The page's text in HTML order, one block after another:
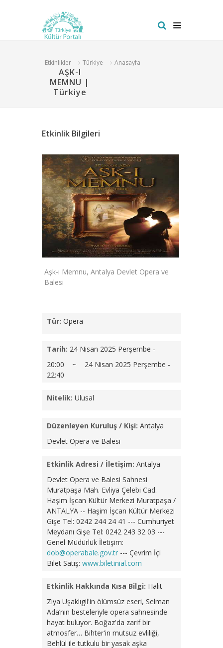
Etkinlikler Türkiye Anasayfa
AŞK-I
MEMNU |
Türkiye
Etkinlik Bilgileri
Aşk-ı Memnu, Antalya Devlet Opera ve
Balesi
Tür: Opera
Tarih: 24 Nisan 2025 Perşembe -
20:00 ~ 24 Nisan 2025 Perşembe -
22:40
Nitelik: Ulusal
Düzenleyen Kuruluş / Kişi: Antalya
Devlet Opera ve Balesi
Etkinlik Adresi / İletişim: Antalya
Devlet Opera ve Balesi Sahnesi
Muratpaşa Mah. Evliya Çelebi Cad.
Haşim İşcan Kültür Merkezi Muratpaşa /
ANTALYA -- Haşim İşcan Kültür Merkezi
Gişe Tel: 0242 244 24 41 --- Cumhuriyet
Meydanı Gişe Tel: 0242 243 32 03 ---
Genel Müdürlük İletişim:
dob@operabale.gov.tr --- Çevrim İçi
Bilet Satış: www.biletinial.com
Etkinlik Hakkında Kısa Bilgi: Halit
Ziya Uşaklıgil'in ölümsüz eseri, Selman
Ada’nın besteleriyle opera sahnesinde
hayat buluyor. Boğaz'da zarif bir
atmosfer… Bihter'in mutsuz evliliği,
Behlül ile tutkulu bir yasak aşka